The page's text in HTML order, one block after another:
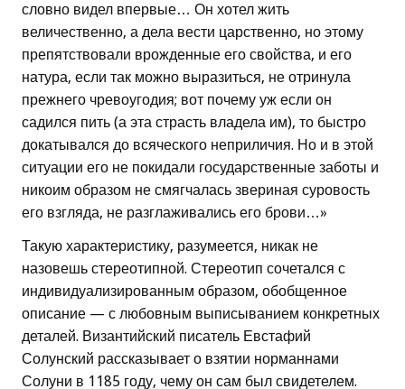
словно видел впервые… Он хотел жить
величественно, а дела вести царственно, но этому
препятствовали врожденные его свойства, и его
натура, если так можно выразиться, не отринула
прежнего чревоугодия; вот почему уж если он
садился пить (а эта страсть владела им), то быстро
докатывался до всяческого неприличия. Но и в этой
ситуации его не покидали государственные заботы и
никоим образом не смягчалась звериная суровость
его взгляда, не разглаживались его брови…»
Такую характеристику, разумеется, никак не
назовешь стереотипной. Стереотип сочетался с
индивидуализированным образом, обобщенное
описание — с любовным выписыванием конкретных
деталей. Византийский писатель Евстафий
Солунский рассказывает о взятии норманнами
Солуни в 1185 году, чему он сам был свидетелем.